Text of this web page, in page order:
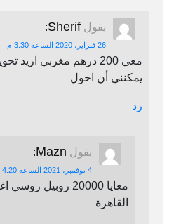
يقول Sherif
:
26 فبراير، 2020 الساعة 3:30 م
معي 200 درهم مغربي
يمكنني أن احول
رد
يقول Mazn
:
4 نوفمبر، 2021 الساعة 4:20 م
معايا 20000 روبيل
القاهرة